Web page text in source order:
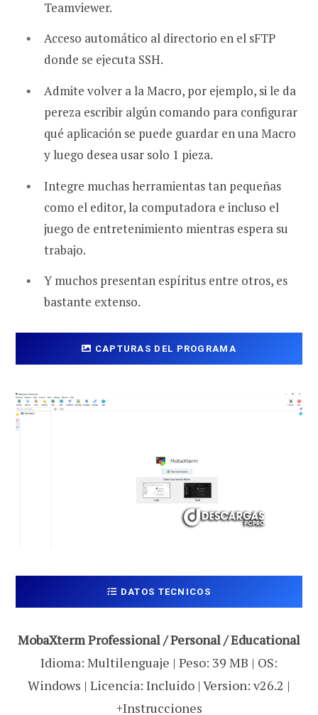
Teamviewer.
Acceso automático al directorio en el sFTP
donde se ejecuta SSH.
Admite volver a la Macro, por ejemplo, si le da
pereza escribir algún comando para configurar
qué aplicación se puede guardar en una Macro
y luego desea usar solo 1 pieza.
Integre muchas herramientas tan pequeñas
como el editor, la computadora e incluso el
juego de entretenimiento mientras espera su
trabajo.
Y muchos presentan espíritus entre otros, es
bastante extenso.
CAPTURAS DEL PROGRAMA
DATOS TECNICOS
MobaXterm Professional / Personal / Educational
Idioma: Multilenguaje | Peso: 39 MB | OS:
Windows | Licencia: Incluido | Version: v26.2 |
+Instrucciones